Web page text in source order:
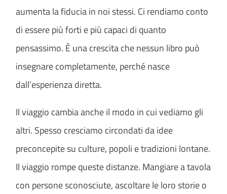
aumenta la fiducia in noi stessi. Ci rendiamo conto
di essere più forti e più capaci di quanto
pensassimo. È una crescita che nessun libro può
insegnare completamente, perché nasce
dall’esperienza diretta.
Il viaggio cambia anche il modo in cui vediamo gli
altri. Spesso cresciamo circondati da idee
preconcepite su culture, popoli e tradizioni lontane.
Il viaggio rompe queste distanze. Mangiare a tavola
con persone sconosciute, ascoltare le loro storie o